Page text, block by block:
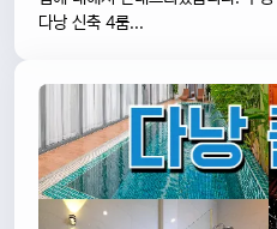
다낭 신축 4룸...